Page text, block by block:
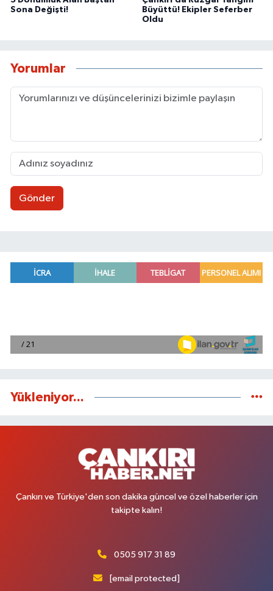
Sona Değişti!
Büyüttü! Ekipler Seferber
Oldu
Yorumlar
Gönder
Yükleniyor...
Çankırı ve Türkiye'den son dakika güncel ve özel haberler için
takipte kalın!
0505 917 31 89
[email protected]